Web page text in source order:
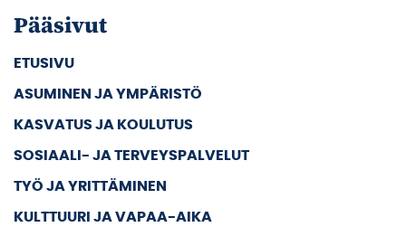
Pääsivut
ETUSIVU
ASUMINEN JA YMPÄRISTÖ
KASVATUS JA KOULUTUS
SOSIAALI- JA TERVEYSPALVELUT
TYÖ JA YRITTÄMINEN
KULTTUURI JA VAPAA-AIKA